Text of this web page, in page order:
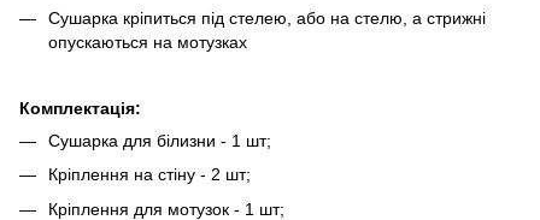
Сушарка кріпиться під стелею, або на стелю, а стрижні
опускаються на мотузках
Комплектація:
Сушарка для білизни - 1 шт;
Кріплення на стіну - 2 шт;
Кріплення для мотузок - 1 шт;